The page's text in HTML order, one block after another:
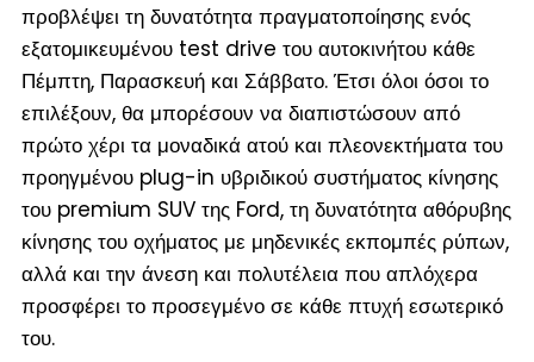
προβλέψει τη δυνατότητα πραγματοποίησης ενός
εξατομικευμένου test drive του αυτοκινήτου κάθε
Πέμπτη, Παρασκευή και Σάββατο. Έτσι όλοι όσοι το
επιλέξουν, θα μπορέσουν να διαπιστώσουν από
πρώτο χέρι τα μοναδικά ατού και πλεονεκτήματα του
προηγμένου plug-in υβριδικού συστήματος κίνησης
του premium SUV της Ford, τη δυνατότητα αθόρυβης
κίνησης του οχήματος με μηδενικές εκπομπές ρύπων,
αλλά και την άνεση και πολυτέλεια που απλόχερα
προσφέρει το προσεγμένο σε κάθε πτυχή εσωτερικό
του.